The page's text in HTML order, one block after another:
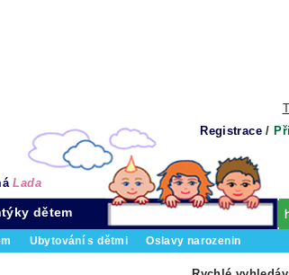
Registrace /
Lada
Ubytování s dětmi Oslavy narozenin
dětem